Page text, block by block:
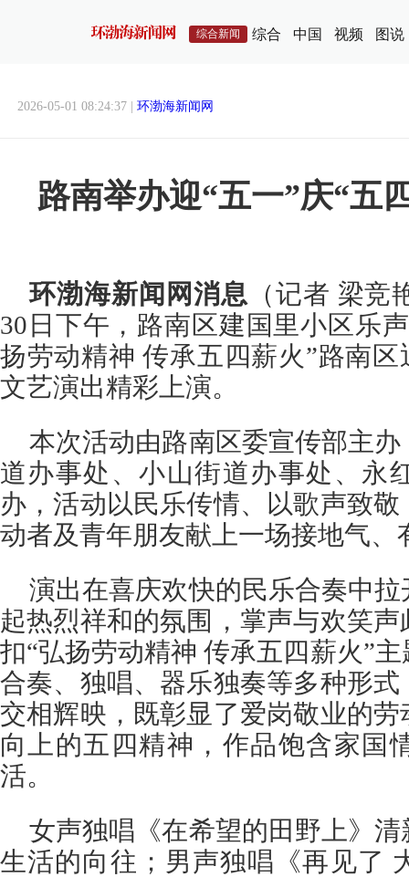
综合新闻 综合 中国 视频 图说
2026-05-01 08:24:37 | 环渤海新闻网
路南举办迎“五一”庆“五
环渤海新闻网消息 （记者 梁
30日下午，路南区建国里小区乐
扬劳动精神 传承五四薪火”路南区
文艺演出精彩上演。
本次活动由路南区委宣传部主
道办事处、小山街道办事处、永
办，活动以民乐传情、以歌声致
动者及青年朋友献上一场接地气、
演出在喜庆欢快的民乐合奏中
起热烈祥和的氛围，掌声与欢笑
扣“弘扬劳动精神 传承五四薪火”
合奏、独唱、器乐独奏等多种形
交相辉映，既彰显了爱岗敬业的
向上的五四精神，作品饱含家国
活。
女声独唱《在希望的田野上》
生活的向往；男声独唱《再见了